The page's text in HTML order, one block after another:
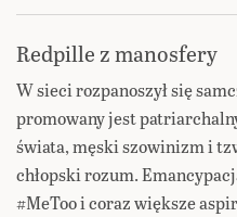
Redpille z manosfery
W sieci rozpanoszył się
promowany jest
świata, męski szowinizm i
chłopski rozum.
#MeToo i coraz większe